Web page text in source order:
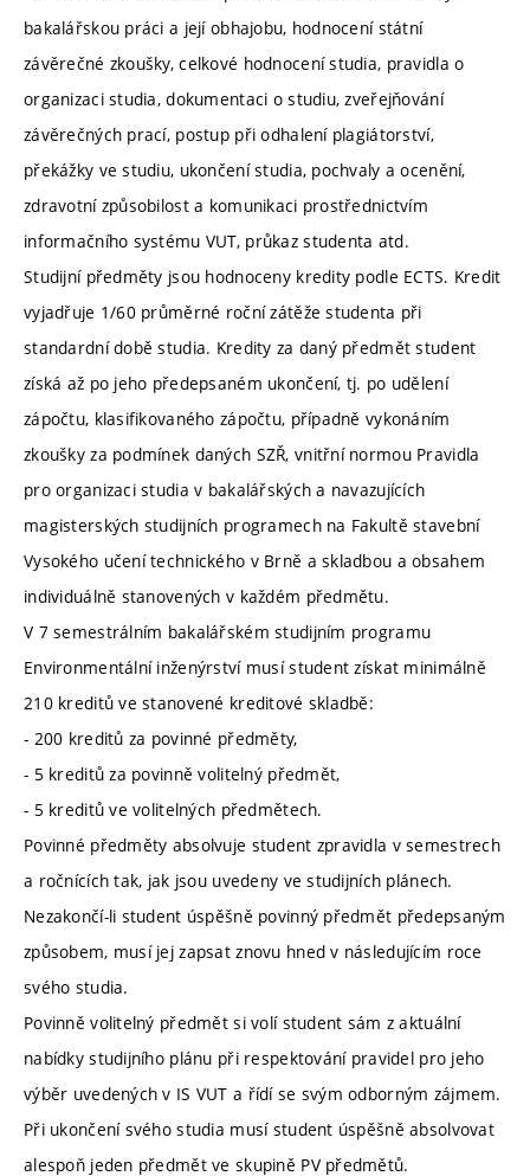
bakalářskou práci a její obhajobu, hodnocení státní
závěrečné zkoušky, celkové hodnocení studia, pravidla o
organizaci studia, dokumentaci o studiu, zveřejňování
závěrečných prací, postup při odhalení plagiátorství,
překážky ve studiu, ukončení studia, pochvaly a ocenění,
zdravotní způsobilost a komunikaci prostřednictvím
informačního systému VUT, průkaz studenta atd.
Studijní předměty jsou hodnoceny kredity podle ECTS. Kredit
vyjadřuje 1/60 průměrné roční zátěže studenta při
standardní době studia. Kredity za daný předmět student
získá až po jeho předepsaném ukončení, tj. po udělení
zápočtu, klasifikovaného zápočtu, případně vykonáním
zkoušky za podmínek daných SZŘ, vnitřní normou Pravidla
pro organizaci studia v bakalářských a navazujících
magisterských studijních programech na Fakultě stavební
Vysokého učení technického v Brně a skladbou a obsahem
individuálně stanovených v každém předmětu.
V 7 semestrálním bakalářském studijním programu
Environmentální inženýrství musí student získat minimálně
210 kreditů ve stanovené kreditové skladbě:
- 200 kreditů za povinné předměty,
- 5 kreditů za povinně volitelný předmět,
- 5 kreditů ve volitelných předmětech.
Povinné předměty absolvuje student zpravidla v semestrech
a ročnících tak, jak jsou uvedeny ve studijních plánech.
Nezakončí-li student úspěšně povinný předmět předepsaným
způsobem, musí jej zapsat znovu hned v následujícím roce
svého studia.
Povinně volitelný předmět si volí student sám z aktuální
nabídky studijního plánu při respektování pravidel pro jeho
výběr uvedených v IS VUT a řídí se svým odborným zájmem.
Při ukončení svého studia musí student úspěšně absolvovat
alespoň jeden předmět ve skupině PV předmětů.